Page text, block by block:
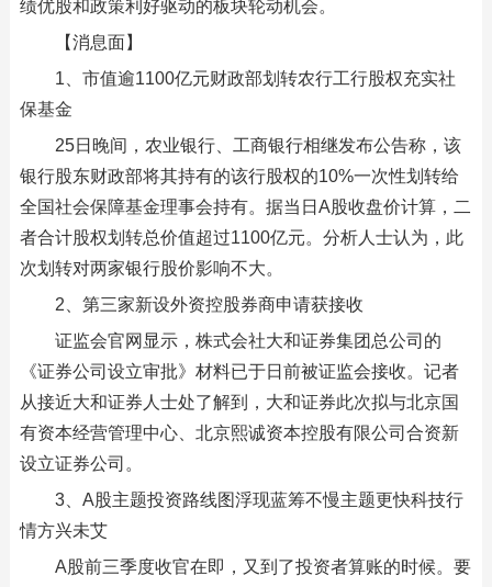
绩优股和政策利好驱动的板块轮动机会。
【消息面】
1、市值逾1100亿元财政部划转农行工行股权充实社
保基金
25日晚间，农业银行、工商银行相继发布公告称，该
银行股东财政部将其持有的该行股权的10%一次性划转给
全国社会保障基金理事会持有。据当日A股收盘价计算，二
者合计股权划转总价值超过1100亿元。分析人士认为，此
次划转对两家银行股价影响不大。
2、第三家新设外资控股券商申请获接收
证监会官网显示，株式会社大和证券集团总公司的
《证券公司设立审批》材料已于日前被证监会接收。记者
从接近大和证券人士处了解到，大和证券此次拟与北京国
有资本经营管理中心、北京熙诚资本控股有限公司合资新
设立证券公司。
3、A股主题投资路线图浮现蓝筹不慢主题更快科技行
情方兴未艾
A股前三季度收官在即，又到了投资者算账的时候。要